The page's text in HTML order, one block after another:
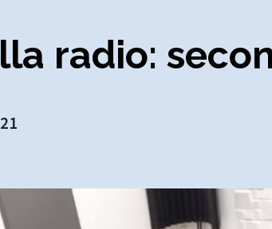
radio: